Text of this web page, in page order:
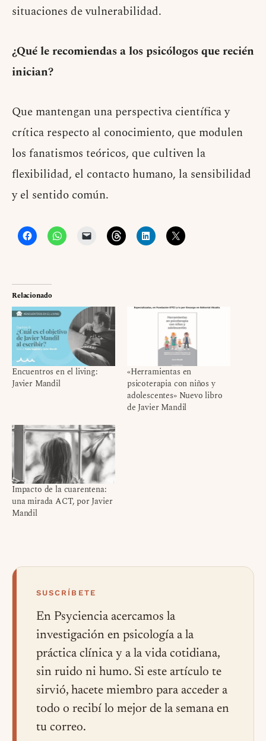
situaciones de vulnerabilidad.
¿Qué le recomiendas a los psicólogos que recién
inician?
Que mantengan una perspectiva científica y
crítica respecto al conocimiento, que modulen
los fanatismos teóricos, que cultiven la
flexibilidad, el contacto humano, la sensibilidad
y el sentido común.
Relacionado
Encuentros en el living:
Javier Mandil
«Herramientas en
psicoterapia con niños y
adolescentes» Nuevo libro
de Javier Mandil
Impacto de la cuarentena:
una mirada ACT, por Javier
Mandil
SUSCRÍBETE
En Psyciencia acercamos la
investigación en psicología a la
práctica clínica y a la vida cotidiana,
sin ruido ni humo. Si este artículo te
sirvió, hacete miembro para acceder a
todo o recibí lo mejor de la semana en
tu correo.